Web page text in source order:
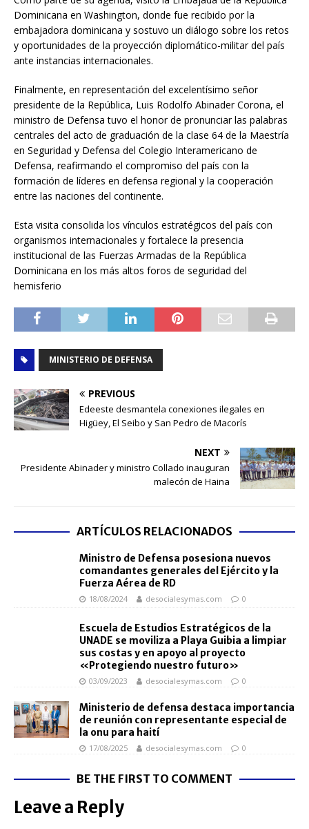
Dominicana en Washington, donde fue recibido por la
embajadora dominicana y sostuvo un diálogo sobre los retos
y oportunidades de la proyección diplomático-militar del país
ante instancias internacionales.
Finalmente, en representación del excelentísimo señor
presidente de la República, Luis Rodolfo Abinader Corona, el
ministro de Defensa tuvo el honor de pronunciar las palabras
centrales del acto de graduación de la clase 64 de la Maestría
en Seguridad y Defensa del Colegio Interamericano de
Defensa, reafirmando el compromiso del país con la
formación de líderes en defensa regional y la cooperación
entre las naciones del continente.
Esta visita consolida los vínculos estratégicos del país con
organismos internacionales y fortalece la presencia
institucional de las Fuerzas Armadas de la República
Dominicana en los más altos foros de seguridad del
hemisferio
MINISTERIO DE DEFENSA
PREVIOUS
Edeeste desmantela conexiones ilegales en
Higüey, El Seibo y San Pedro de Macorís
NEXT
Presidente Abinader y ministro Collado inauguran
malecón de Haina
ARTÍCULOS RELACIONADOS
Ministro de Defensa posesiona nuevos
comandantes generales del Ejército y la
Fuerza Aérea de RD
18/08/2024 desocialesymas.com 0
Escuela de Estudios Estratégicos de la
UNADE se moviliza a Playa Guibia a limpiar
sus costas y en apoyo al proyecto
«Protegiendo nuestro futuro»
03/09/2023 desocialesymas.com 0
Ministerio de defensa destaca importancia
de reunión con representante especial de
la onu para haití
17/08/2025 desocialesymas.com 0
BE THE FIRST TO COMMENT
Leave a Reply